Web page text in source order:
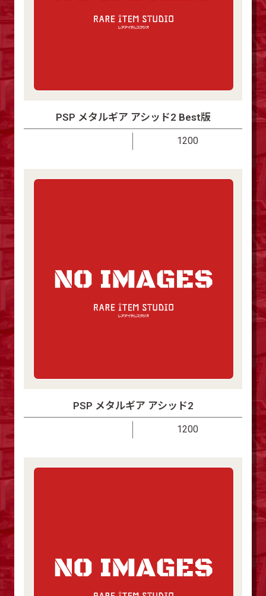
PSP メタルギア アシッド2 Best版
1200
PSP メタルギア アシッド2
1200